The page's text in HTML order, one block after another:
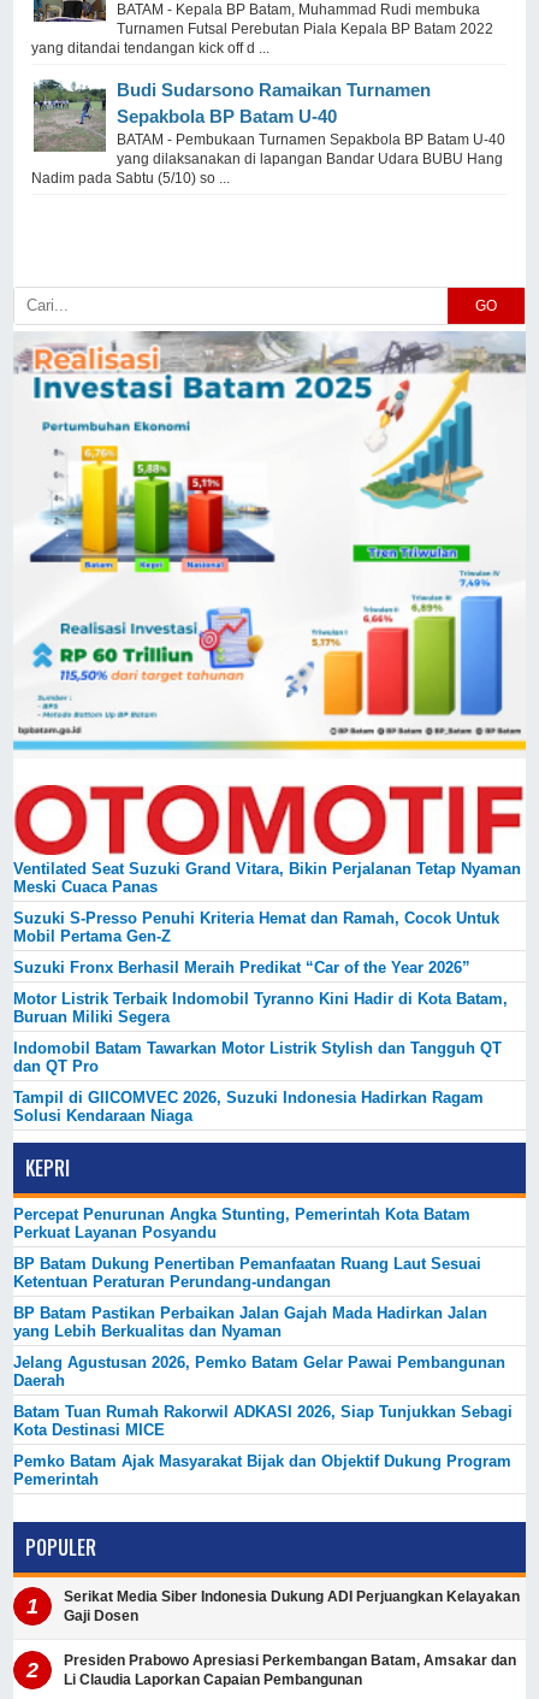
BATAM - Kepala BP Batam, Muhammad Rudi membuka
Turnamen Futsal Perebutan Piala Kepala BP Batam 2022
yang ditandai tendangan kick off d ...
Budi Sudarsono Ramaikan Turnamen
Sepakbola BP Batam U-40
BATAM - Pembukaan Turnamen Sepakbola BP Batam U-40
yang dilaksanakan di lapangan Bandar Udara BUBU Hang
Nadim pada Sabtu (5/10) so ...
GO
Ventilated Seat Suzuki Grand Vitara, Bikin Perjalanan Tetap Nyaman
Meski Cuaca Panas
Suzuki S-Presso Penuhi Kriteria Hemat dan Ramah, Cocok Untuk
Mobil Pertama Gen-Z
Suzuki Fronx Berhasil Meraih Predikat “Car of the Year 2026”
Motor Listrik Terbaik Indomobil Tyranno Kini Hadir di Kota Batam,
Buruan Miliki Segera
Indomobil Batam Tawarkan Motor Listrik Stylish dan Tangguh QT
dan QT Pro
Tampil di GIICOMVEC 2026, Suzuki Indonesia Hadirkan Ragam
Solusi Kendaraan Niaga
KEPRI
Percepat Penurunan Angka Stunting, Pemerintah Kota Batam
Perkuat Layanan Posyandu
BP Batam Dukung Penertiban Pemanfaatan Ruang Laut Sesuai
Ketentuan Peraturan Perundang-undangan
BP Batam Pastikan Perbaikan Jalan Gajah Mada Hadirkan Jalan
yang Lebih Berkualitas dan Nyaman
Jelang Agustusan 2026, Pemko Batam Gelar Pawai Pembangunan
Daerah
Batam Tuan Rumah Rakorwil ADKASI 2026, Siap Tunjukkan Sebagi
Kota Destinasi MICE
Pemko Batam Ajak Masyarakat Bijak dan Objektif Dukung Program
Pemerintah
POPULER
Serikat Media Siber Indonesia Dukung ADI Perjuangkan Kelayakan
Gaji Dosen
Presiden Prabowo Apresiasi Perkembangan Batam, Amsakar dan
Li Claudia Laporkan Capaian Pembangunan